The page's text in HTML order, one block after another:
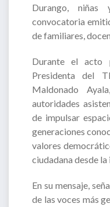
Durango,
convocatoria
de familiares,
Durante el acto
Presidenta del
Maldonado
autoridades
de impulsar
generaciones
valores
ciudadana desde la
En su mensaje,
de las voces más